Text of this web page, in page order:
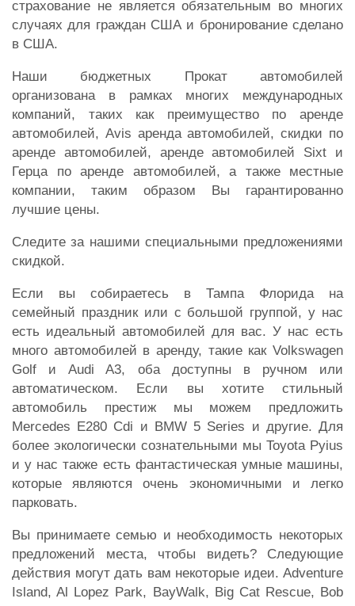
страхование не является обязательным во многих
случаях для граждан США и бронирование сделано
в США.
Наши бюджетных Прокат автомобилей
организована в рамках многих международных
компаний, таких как преимущество по аренде
автомобилей, Avis аренда автомобилей, скидки по
аренде автомобилей, аренде автомобилей Sixt и
Герца по аренде автомобилей, а также местные
компании, таким образом Вы гарантированно
лучшие цены.
Следите за нашими специальными предложениями
скидкой.
Если вы собираетесь в Тампа Флорида на
семейный праздник или с большой группой, у нас
есть идеальный автомобилей для вас. У нас есть
много автомобилей в аренду, такие как Volkswagen
Golf и Audi A3, оба доступны в ручном или
автоматическом. Если вы хотите стильный
автомобиль престиж мы можем предложить
Mercedes E280 Cdi и BMW 5 Series и другие. Для
более экологически сознательными мы Toyota Pyius
и у нас также есть фантастическая умные машины,
которые являются очень экономичными и легко
парковать.
Вы принимаете семью и необходимость некоторых
предложений места, чтобы видеть? Следующие
действия могут дать вам некоторые идеи. Adventure
Island, Al Lopez Park, BayWalk, Big Cat Rescue, Bob